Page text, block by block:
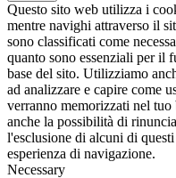
Questo sito web utilizza i
mentre navighi attraverso il
sono classificati come
quanto sono essenziali per il
base del sito. Utilizziamo
ad analizzare e capire come
verranno memorizzati nel
anche la possibilità di
l'esclusione di alcuni di
esperienza di navigazione.
Necessary